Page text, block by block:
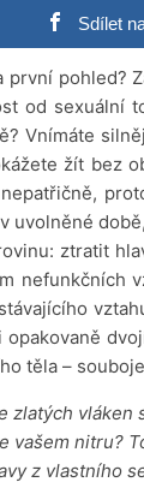
Sdílet
pohled?
od sexuální
Vnímáte
žít bez
uvolněné
ztratit
nefunkčních
těla –
zlatých
vašem nitru?
z vlastního